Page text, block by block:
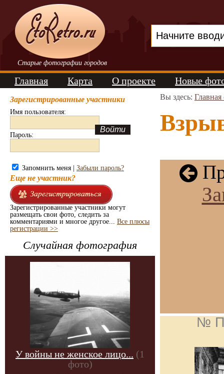
Старые фотографии городов
Главная Карта О проекте Новые
Зарегистрированные участники
Имя пользователя:
Пароль:
Запомнить меня | Забыли пароль?
Еще не участник?
Зарегистрированные участники могут
размещать свои фото, следить за
комментариями и многое другое... Все плюсы
регистрации >>
Случайная фотография
У войны не женское лицо... (1
фото)
Вы здесь: Главная
№